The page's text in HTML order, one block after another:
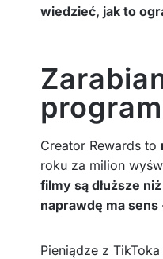
wiedzieć, jak to
Creator Rewards to
roku za milion
filmy są dłuższe
naprawdę ma sens
Pieniądze z TikToka